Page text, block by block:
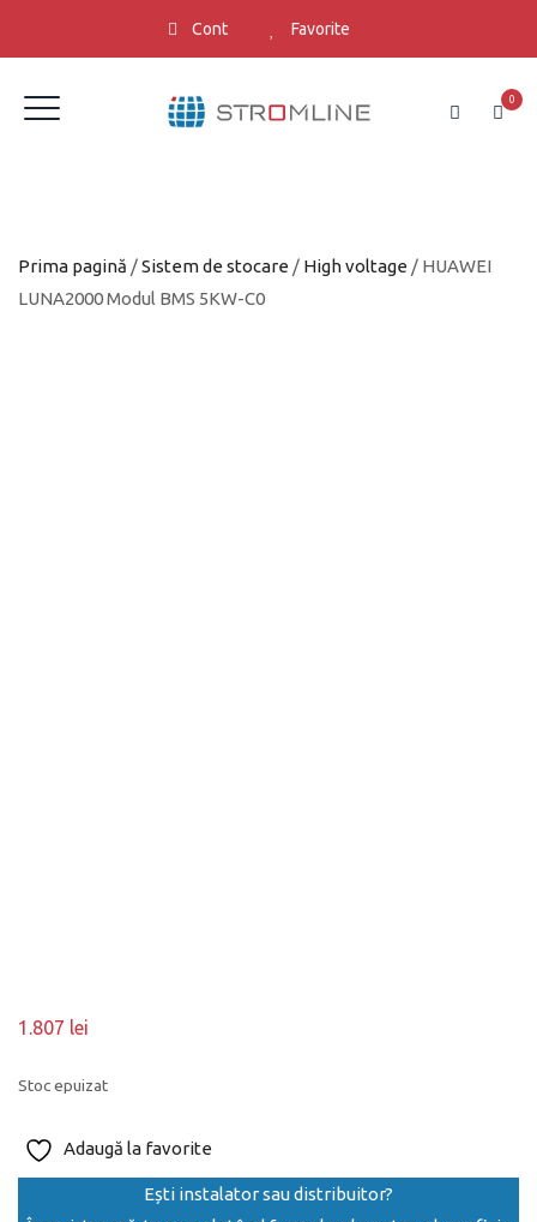
Cont Favorite
0
Prima pagină /Sistem de stocare / High voltage / HUAWEI
LUNA2000 Modul BMS 5KW-C0
1.807 lei
Stoc epuizat
Adaugă la favorite
Ești instalator sau distribuitor?